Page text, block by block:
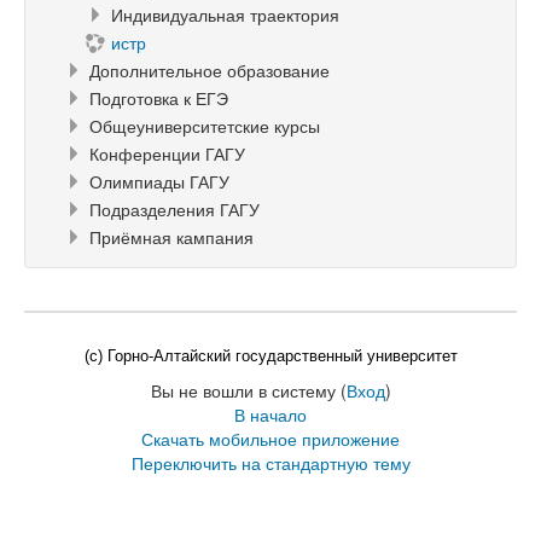
Индивидуальная траектория
истр
Дополнительное образование
Подготовка к ЕГЭ
Общеуниверситетские курсы
Конференции ГАГУ
Олимпиады ГАГУ
Подразделения ГАГУ
Приёмная кампания
(c) Горно-Алтайский государственный университет
Вы не вошли в систему (Вход)
В начало
Скачать мобильное приложение
Переключить на стандартную тему